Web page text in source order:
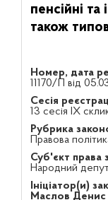
пенсійні та
також
Номер, дата
11170/П від
Сесія
13 сесія IX
Рубрика
Правова
Суб'єкт права
Народний
Ініціатор(и)
Маслов Денис